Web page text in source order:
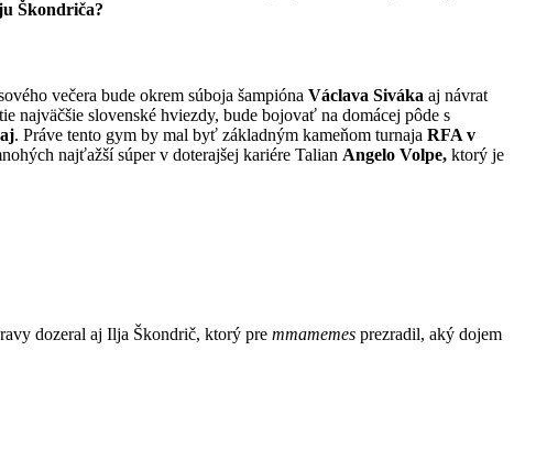
Škondriča?
večera bude okrem súboja šampióna Václava Siváka aj návrat
slovenské hviezdy, bude bojovať na domácej pôde s
. Práve tento gym by mal byť základným kameňom turnaja RFA v
najťažší súper v doterajšej kariére Talian Angelo Volpe, ktorý je
dozeral aj Ilja Škondrič, ktorý pre mmamemes prezradil, aký dojem